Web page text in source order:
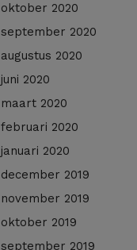
oktober 2020
september 2020
augustus 2020
juni 2020
maart 2020
februari 2020
januari 2020
december 2019
november 2019
oktober 2019
september 2019